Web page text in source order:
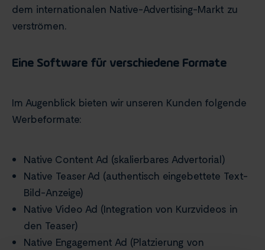
dem internationalen Native-Advertising-Markt zu
verströmen.
Eine Software für verschiedene Formate
Im Augenblick bieten wir unseren Kunden folgende
Werbeformate:
Native Content Ad (skalierbares Advertorial)
Native Teaser Ad (authentisch eingebettete Text-
Bild-Anzeige)
Native Video Ad (Integration von Kurzvideos in
den Teaser)
Native Engagement Ad (Platzierung von